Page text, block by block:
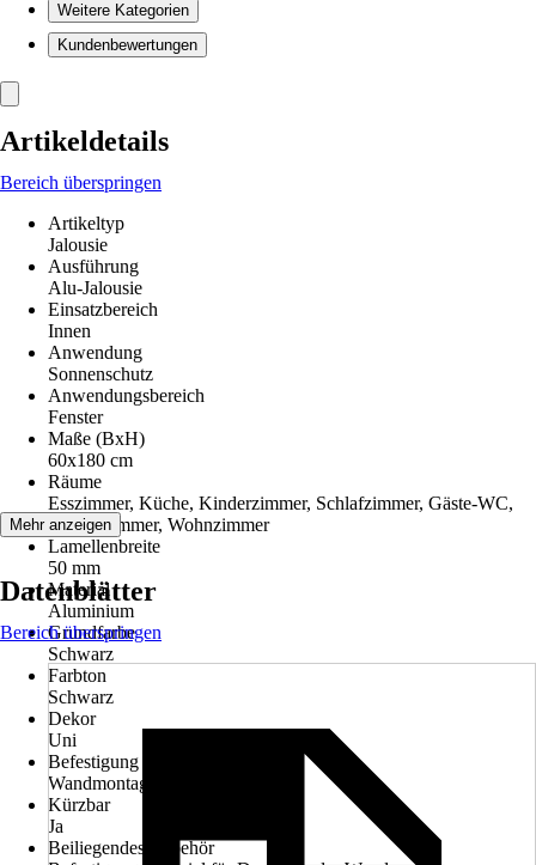
Weitere Kategorien
Kundenbewertungen
Artikeldetails
Bereich überspringen
Artikeltyp
Jalousie
Ausführung
Alu-Jalousie
Einsatzbereich
Innen
Anwendung
Sonnenschutz
Anwendungsbereich
Fenster
Maße (BxH)
60x180 cm
Räume
Esszimmer, Küche, Kinderzimmer, Schlafzimmer, Gäste-WC,
Arbeitszimmer, Wohnzimmer
Lamellenbreite
50 mm
Material
Aluminium
Grundfarbe
Schwarz
Farbton
Schwarz
Dekor
Uni
Befestigung
Wandmontage, Deckenmontage
Kürzbar
Ja
Beiliegendes Zubehör
Mehr anzeigen
Datenblätter
Bereich überspringen